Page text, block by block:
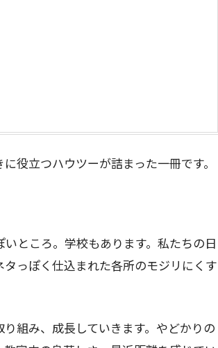
役立つハウツーが詰まった一冊です。
ところ。学校もあります。私たちの日
っぽく仕込まれた各所のモジリにくす
組み、成長していきます。やどかりの